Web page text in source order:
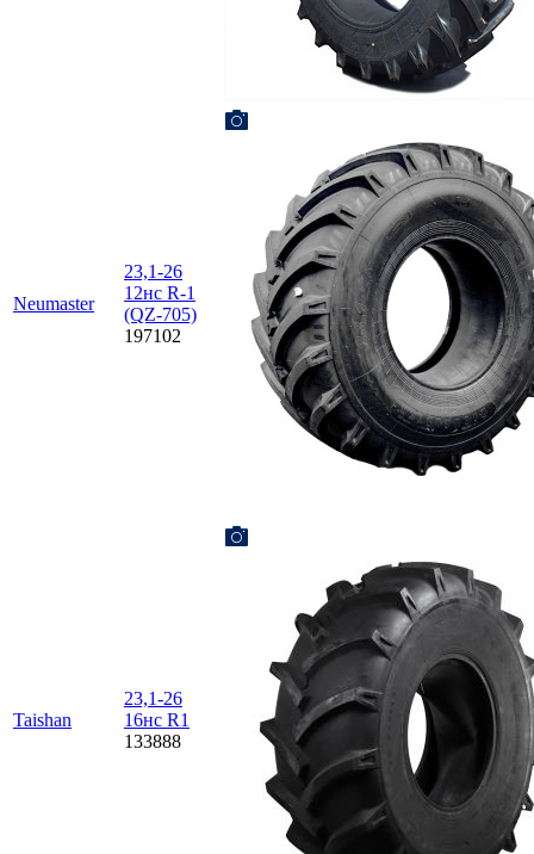
Neumaster
23,1-26
12нс R-1
(QZ-705)
197102
Taishan
23,1-26
16нс R1
133888